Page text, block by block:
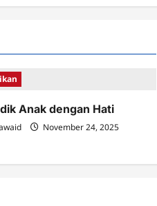
Anak dengan Hati
November 24, 2025